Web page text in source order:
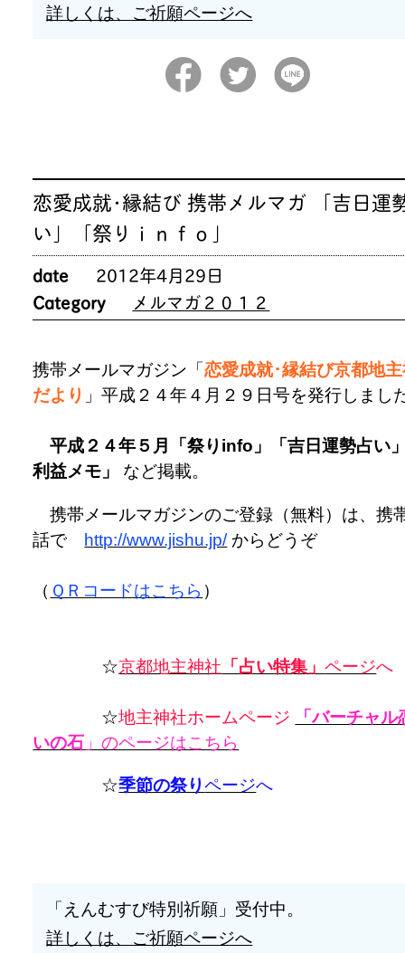
詳しくは、ご祈願ページへ
恋愛成就･縁結び 携帯メルマガ 「吉日運
い」「祭りｉｎｆｏ」
date
2012年4月29日
Category
メルマガ２０１２
携帯メールマガジン「恋愛成就･縁結び京都地
だより 」平成２４年４月２９日号を発行しまし
平成２４年５月「祭りinfo」「吉日運勢占い
利益メモ」
など掲載。
携帯メールマガジンのご登録（無料）は、携
話で http://www.jishu.jp/からどうぞ
（ ＱＲコードはこちら ）
☆京都地主神社 「占い特集」ページへ
☆地主神社ホームページ
「バーチャル
いの石 」のページはこちら
☆季節の祭りページへ
「えんむすび特別祈願」受付中。
詳しくは、ご祈願ページへ